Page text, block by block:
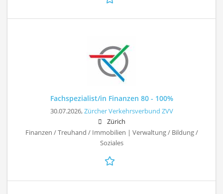
Fachspezialist/in Finanzen 80 - 100%
30.07.2026,Zürcher Verkehrsverbund ZVV
Zürich
Finanzen / Treuhand / Immobilien | Verwaltung / Bildung /
Soziales